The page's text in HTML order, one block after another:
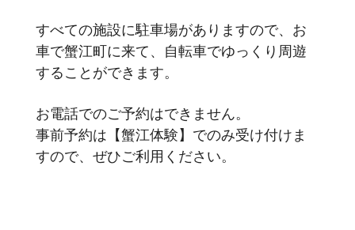
すべての施設に駐車場がありますので、お
車で蟹江町に来て、自転車でゆっくり周遊
することができます。
お電話でのご予約はできません。
事前予約は【蟹江体験】でのみ受け付けま
すので、ぜひご利用ください。